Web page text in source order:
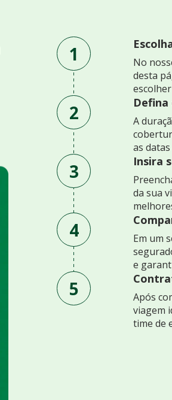
1
No
desta
2
A
as
3 Insira
da sua
4
Em um
e
5
Após
viagem
time de